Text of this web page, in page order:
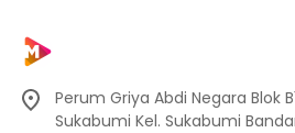
Perum Griya Abdi Negara Blok
Sukabumi Kel. Sukabumi